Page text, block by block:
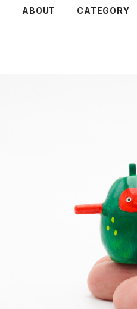
ABOUT CATEGORY